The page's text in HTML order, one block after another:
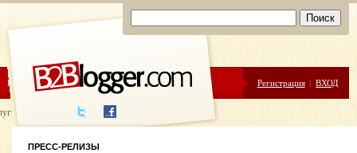
ЦЕНЫ ПОМОЩЬ Регистрация | ВХОД
написания
ПРЕСС-РЕЛИЗЫ